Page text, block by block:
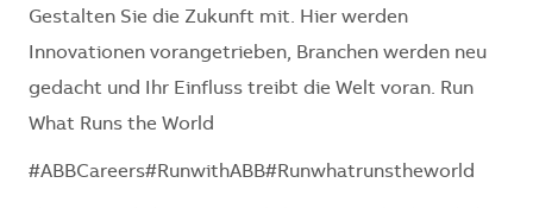
Gestalten Sie die Zukunft mit. Hier werden
Innovationen vorangetrieben, Branchen werden neu
gedacht und Ihr Einfluss treibt die Welt voran. Run
What Runs the World
#ABBCareers#RunwithABB#Runwhatrunstheworld